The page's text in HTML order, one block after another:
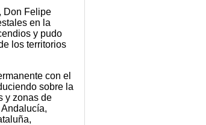
Don Felipe
en la
y pudo
los territorios
con el
sobre la
y zonas de